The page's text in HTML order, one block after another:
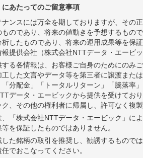
あたってのご留意事項
ンスには万全を期しておりますが、その
のであり、将来の値動きを予想するもの
したものであり、将来の運用成果等を保
報提供会社（株式会社NTTデータ・エービ
する各情報は、お客様ご自身のためにのみ
した文言やデータ等を第三者に譲渡また
「分配金」「トータルリターン」「騰落
データ・エービックから提供を受けてお
ク、その他の権利者に帰属し、許可なく複
、「株式会社NTTデータ・エービック」に
を保証したものではありません。
た銘柄の取引を推奨し、勧誘するもので
でおこなってください。